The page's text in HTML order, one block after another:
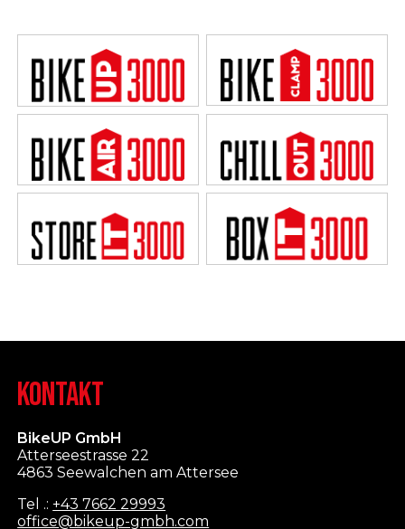
KONTAKT
BikeUP GmbH
Atterseestrasse 22
4863 Seewalchen am Attersee
Tel .:+43 7662 29993
office@bikeup-gmbh.com